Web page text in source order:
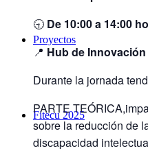
Proyectos
Fitecu 2025
🕤 De 10:00 a 14:00
📍 Hub de
Durante la jornada
PARTE
sobre la reducción de
discapacidad